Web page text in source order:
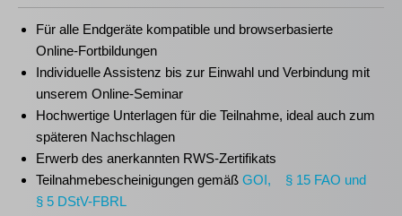
Für alle Endgeräte kompatible und browserbasierte
Online-Fortbildungen
Individuelle Assistenz bis zur Einwahl und Verbindung mit
unserem Online-Seminar
Hochwertige Unterlagen für die Teilnahme, ideal auch zum
späteren Nachschlagen
Erwerb des anerkannten RWS-Zertifikats
Teilnahmebescheinigungen gemäß GOI, § 15 FAO und
§ 5 DStV-FBRL